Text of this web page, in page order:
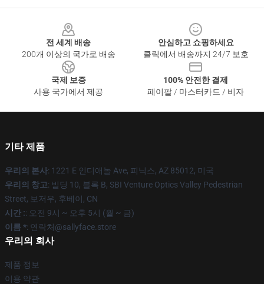
전 세계 배송
200개 이상의 국가로 배송
안심하고 쇼핑하세요
클릭에서 배송까지 24/7 보호
국제 보증
사용 국가에서 제공
100% 안전한 결제
페이팔 / 마스터카드 / 비자
기타 제품
우리의 본사: 1221 E 인디애놀 Ave, 피닉스, AZ 85012, 미국
우리의 창고: 빌딩 10, 블록 B, SBI Venture Optics Valley Pedestrian
Street, 보저우, 후베이, CN
시간 :: 오전 9시 ~ 오후 5시 (월 ~ 금)
이름 *: 연락처@sallyface.store
우리의 회사
제품 정보
이용 약관